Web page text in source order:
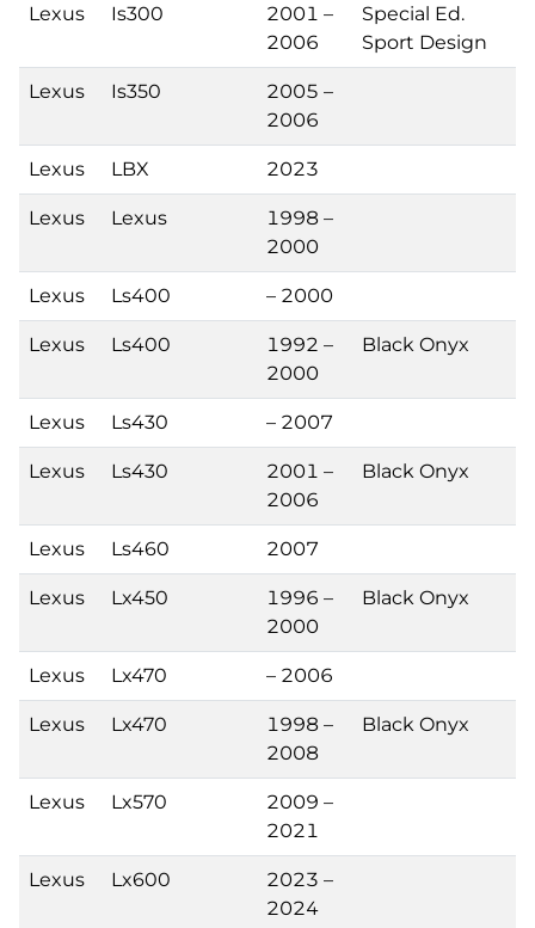
Lexus Is300
2001 –
2006
Special Ed.
Sport Design
Lexus Is350
2005 –
2006
Lexus LBX 2023
Lexus Lexus
1998 –
2000
Lexus Ls400 – 2000
Lexus Ls400
1992 –
2000
Black Onyx
Lexus Ls430 – 2007
Lexus Ls430
2001 –
2006
Black Onyx
Lexus Ls460 2007
Lexus Lx450
1996 –
2000
Black Onyx
Lexus Lx470 – 2006
Lexus Lx470
1998 –
2008
Black Onyx
Lexus Lx570
2009 –
2021
Lexus Lx600
2023 –
2024